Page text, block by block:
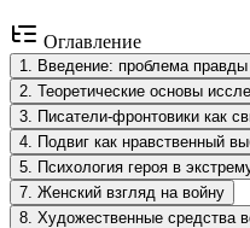
Оглавление
1
Введение: проблема
2 Теоретические основы
3
Писатели-фронтовики как
4
Подвиг как нравственный
5
Психология героя в
7 Женский взгляд на войну
8 Художественные средства